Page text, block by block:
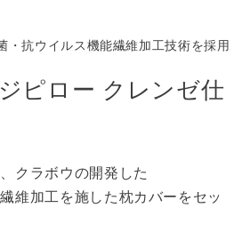
・抗ウイルス機能繊維加工技術を採用
ピロー クレンゼ仕
クラボウの開発した
維加工を施した枕カバーをセッ